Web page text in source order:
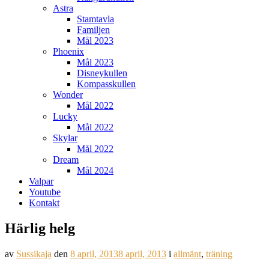
Astra
Stamtavla
Familjen
Mål 2023
Phoenix
Mål 2023
Disneykullen
Kompasskullen
Wonder
Mål 2022
Lucky
Mål 2022
Skylar
Mål 2022
Dream
Mål 2024
Valpar
Youtube
Kontakt
Härlig helg
av Sussikaja den 8 april, 20138 april, 2013 i allmänt, träning